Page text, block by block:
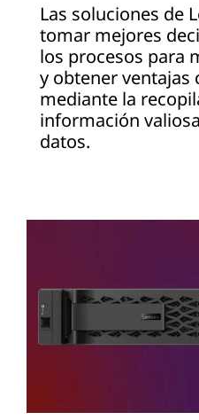
Las soluciones de
tomar mejores
los procesos para
y obtener ventajas
mediante la
información
datos.